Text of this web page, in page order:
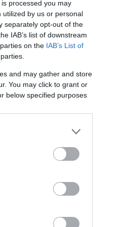
processed you may
by us or personal
separately opt-out of the
IAB’s list of downstream
on the IAB’s List of
and may gather and store
You may click to grant or
below specified purposes